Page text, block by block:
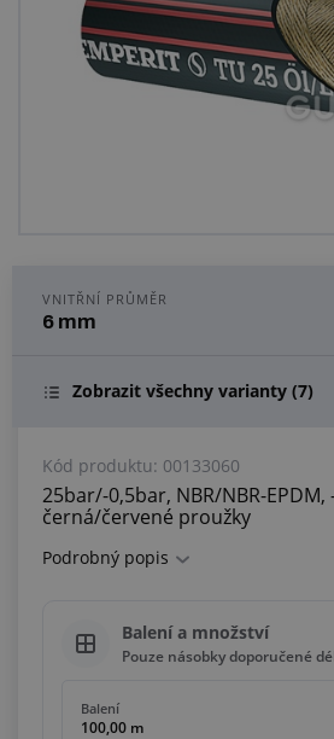
Další pryžové a plastové výrobky
Centrum poptávek
VNITŘNÍ PRŮMĚR
6 mm
Zobrazit všechny varianty (7)
Kód produktu: 00133060
25bar/-0,5bar, NBR/NBR-EPDM,
černá/červené proužky
Podrobný popis
Balení a množství
Pouze násobky doporučené
Balení
100,00 m